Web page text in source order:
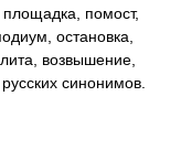
помост,
остановка,
возвышение,
синонимов.